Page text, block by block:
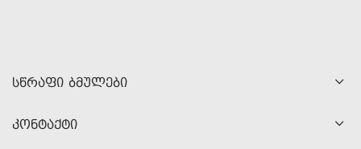
ᲡᲬᲠᲐᲤᲘ ᲑᲛᲣᲚᲔᲑᲘ
ᲙᲝᲜᲢᲐᲥᲢᲘ